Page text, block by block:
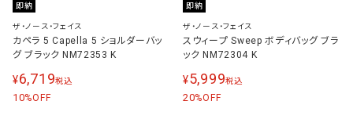
即納
ザ・ノース・フェイス
カペラ 5 Capella 5 ショルダーバッ
グ ブラック NM72353 K
¥6,719税込
10%OFF
即納
ザ・ノース・フェイス
スウィープ Sweep ボディバッグ ブラ
ック NM72304 K
¥5,999税込
20%OFF